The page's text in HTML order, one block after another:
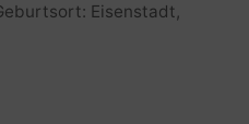
Eisenstadt,